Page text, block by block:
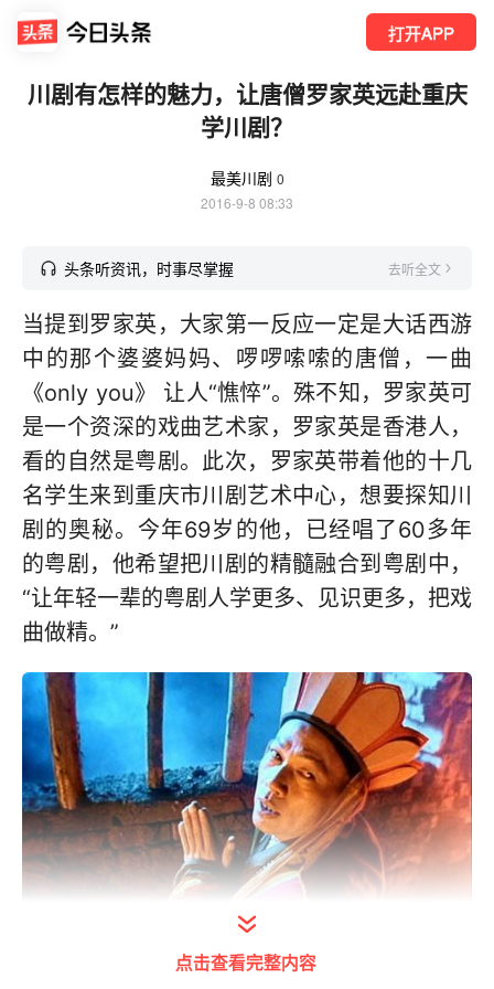
打开APP
川剧有怎样的魅力，让唐僧罗家英远赴重庆
学川剧？
最美川剧 0
2016-9-8 08:33
头条听资讯，时事尽掌握 去听全文
当提到罗家英，大家第一反应一定是大话西游
中的那个婆婆妈妈、啰啰嗦嗦的唐僧，一曲
《only you》 让人“憔悴”。殊不知，罗家英可
是一个资深的戏曲艺术家，罗家英是香港人，
看的自然是粤剧。此次，罗家英带着他的十几
名学生来到重庆市川剧艺术中心，想要探知川
剧的奥秘。今年69岁的他，已经唱了60多年
的粤剧，他希望把川剧的精髓融合到粤剧中，
“让年轻一辈的粤剧人学更多、见识更多，把戏
曲做精。”
沈铁梅的香港之行促成罗家英来重庆学习川剧
点击查看完整内容